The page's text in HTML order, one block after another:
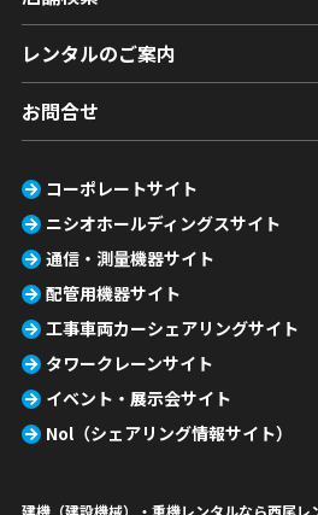
レンタルのご案内
お問合せ
コーポレートサイト
ニシオホールディングスサイト
通信・測量機器サイト
配管用機器サイト
工事車両カーシェアリングサイト
タワークレーンサイト
イベント・展示会サイト
Nol（シェアリング情報サイト）